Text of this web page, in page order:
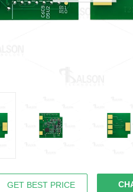
GET BEST PRICE